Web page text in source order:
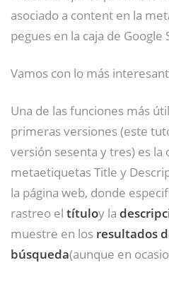
asociado a content en la
pegues en la caja de Google
Vamos con lo más
Una de las funciones más
primeras versiones (este
versión sesenta y tres) es la
metaetiquetas Title y
la página web, donde
rastreo el títuloy la
muestre en los resultados
búsqueda(aunque en